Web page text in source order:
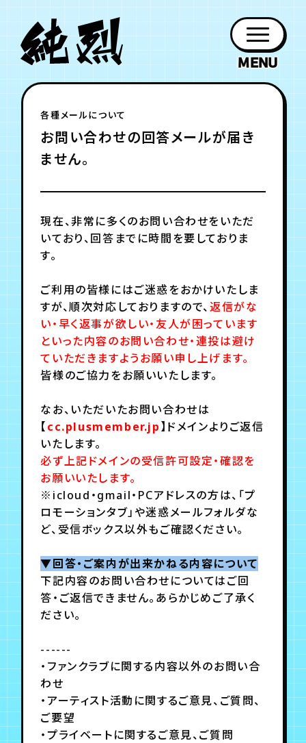
お知らせ
NEWS
日程
SCHEDULE
チケット
TICKET
紹介
PROFILE
作品
DISCOGRAPHY
日記
BLOG
グッズ
GOODS
ホーム
HOME
クラブ
年会員制ファンクラブ
チケット
TICKET FC NEWS MOVIE
会員登録 ログイン
チケット お知らせ ムービー
各種メールについて
お問い合わせの回答メールが届き
ません。
現在、非常に多くのお問い合わせをいただ
いており、回答までに時間を要しておりま
す。
ご利用の皆様にはご迷惑をおかけいたしま
すが、順次対応しておりますので、返信がな
い・ 早く返事が欲しい・友人が困っています
といった内容のお問い合わせ・連投は避け
ていただきますようお願い申し上げます。
皆様のご協力をお願いいたします。
なお、 いただいたお問い合わせは
【cc.plusmember.jp】ドメインよりご返信
いたします。
必ず上記ドメインの受信許可設定・確認を
お願いいたします。
※icloud・gmail・PCアドレスの方は、「プ
ロモーションタブ」や迷惑メールフォルダな
ど、受信ボックス以外もご確認ください。
▼回答・ご案内が出来かねる内容について
下記内容のお問い合わせについてはご回
答・ご返信できません。あらかじめご了承く
ださい。
------
・ファンクラブに関する内容以外のお問い合
わせ
・アーティスト活動に関するご意見、ご質問、
ご要望
・プライベートに関するご意見、ご質問